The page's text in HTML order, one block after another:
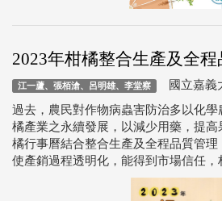
2023年柑橘整合生產及全
江一蘆、張栢滄、呂明雄、李堂察 國立嘉義
過去，農民對作物病蟲害防治多以化
橘產業之永續發展，以減少用藥，提
橘行事曆結合整合生產及全程品質管
使產銷過程透明化，能得到市場信任，